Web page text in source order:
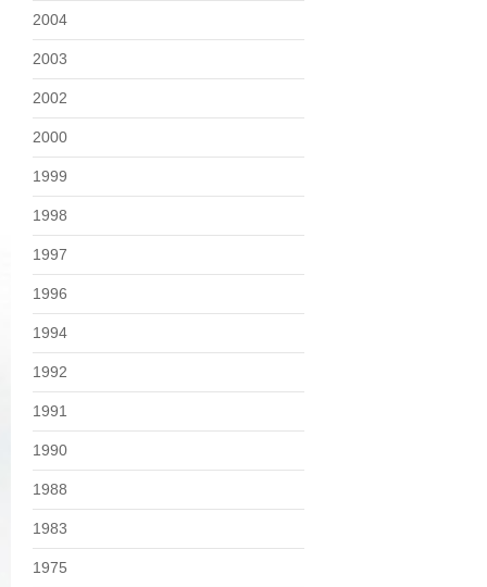
2004
2003
2002
2000
1999
1998
1997
1996
1994
1992
1991
1990
1988
1983
1975